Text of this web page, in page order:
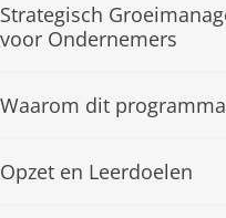
Strategisch
voor Ondernemers
Waarom dit
Opzet en Leerdoelen